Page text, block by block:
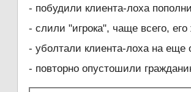
- побудили клиента-лоха
- слили "игрока", чаще всего,
- уболтали клиента-лоха на еще
- повторно опустошили